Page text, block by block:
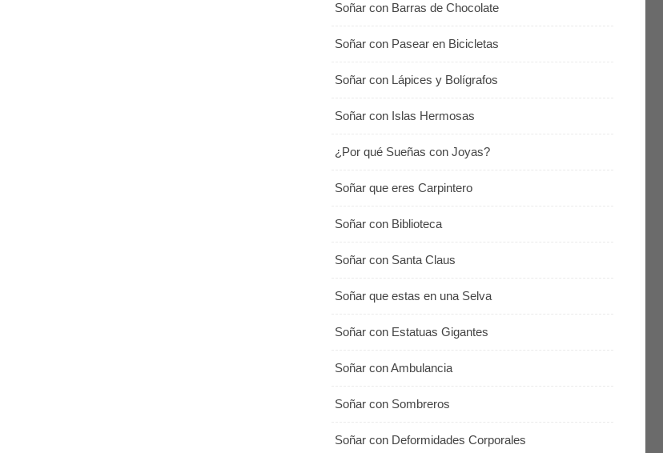
Soñar con Barras de Chocolate
Soñar con Pasear en Bicicletas
Soñar con Lápices y Bolígrafos
Soñar con Islas Hermosas
¿Por qué Sueñas con Joyas?
Soñar que eres Carpintero
Soñar con Biblioteca
Soñar con Santa Claus
Soñar que estas en una Selva
Soñar con Estatuas Gigantes
Soñar con Ambulancia
Soñar con Sombreros
Soñar con Deformidades Corporales